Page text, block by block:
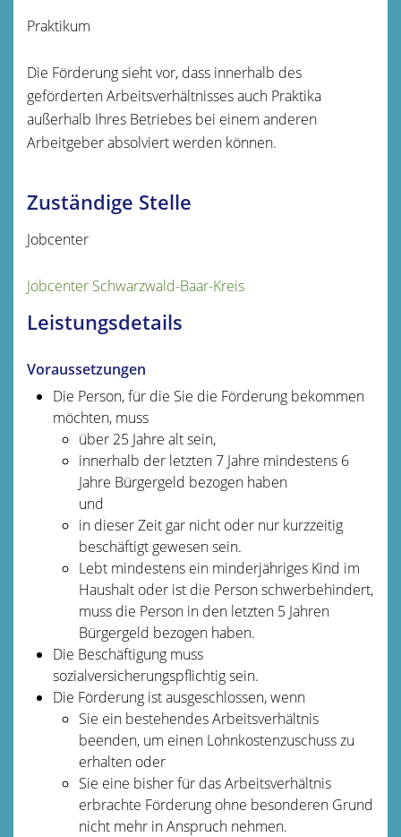
Praktikum
Die Förderung sieht vor, dass innerhalb des
geförderten Arbeitsverhältnisses auch Praktika
außerhalb Ihres Betriebes bei einem anderen
Arbeitgeber absolviert werden können.
Zuständige Stelle
Jobcenter
Jobcenter Schwarzwald-Baar-Kreis
Leistungsdetails
Voraussetzungen
Die Person, für die Sie die Förderung bekommen
möchten, muss
über 25 Jahre alt sein,
innerhalb der letzten 7 Jahre mindestens 6
Jahre Bürgergeld bezogen haben
und
in dieser Zeit gar nicht oder nur kurzzeitig
beschäftigt gewesen sein.
Lebt mindestens ein minderjähriges Kind im
Haushalt oder ist die Person schwerbehindert,
muss die Person in den letzten 5 Jahren
Bürgergeld bezogen haben.
Die Beschäftigung muss
sozialversicherungspflichtig sein.
Die Förderung ist ausgeschlossen, wenn
Sie ein bestehendes Arbeitsverhältnis
beenden, um einen Lohnkostenzuschuss zu
erhalten oder
Sie eine bisher für das Arbeitsverhältnis
erbrachte Förderung ohne besonderen Grund
nicht mehr in Anspruch nehmen.